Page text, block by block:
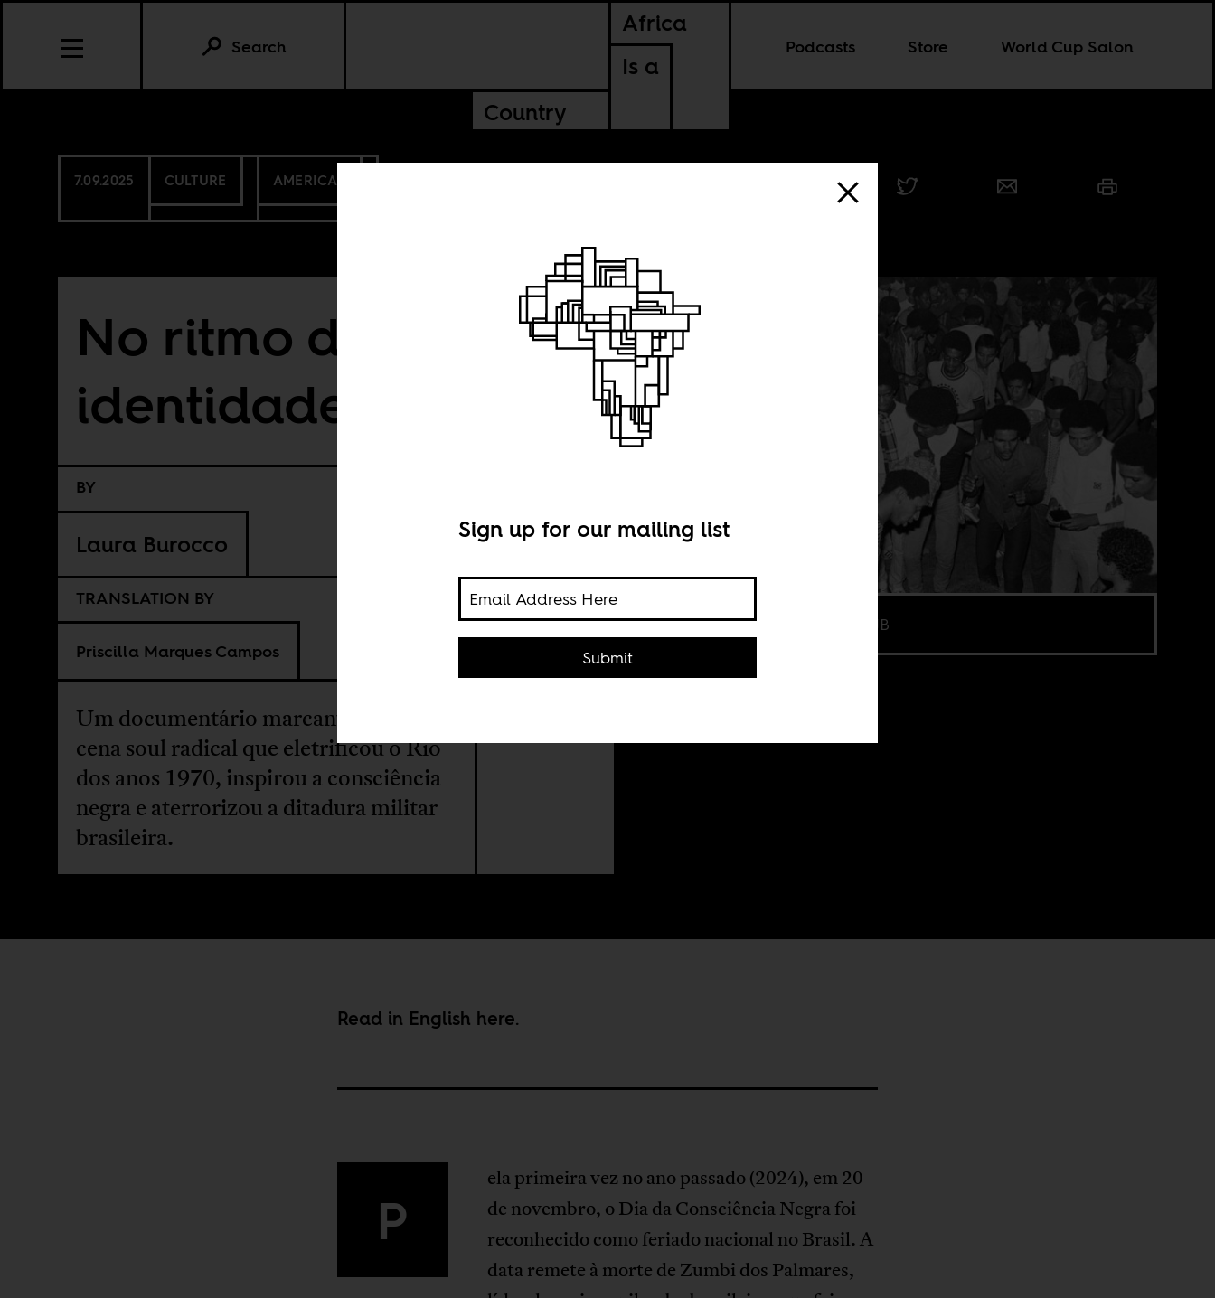
Africa
Is a
Country
Podcasts Store World Cup Salon
Search
7.09.2025 CULTURE AMERICAS
No ritmo da
identidade black
BY
Laura Burocco
TRANSLATION BY
Priscilla Marques Campos
Um documentário marcante revela a
cena soul radical que eletrificou o Rio
dos anos 1970, inspirou a consciência
negra e aterrorizou a ditadura militar
brasileira.
Foto: CPDoc JB
Read in English here.
P
ela primeira vez no ano passado (2024), em 20
de novembro, o Dia da Consciência Negra foi
reconhecido como feriado nacional no Brasil. A
data remete à morte de Zumbi dos Palmares,
Sign up for our mailing list
Submit